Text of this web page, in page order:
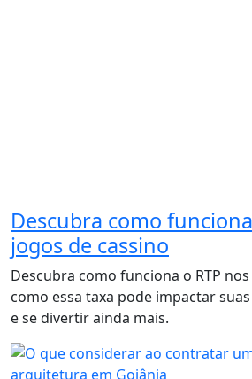
Descubra como
jogos de cassino
Descubra como funciona o RTP
como essa taxa pode impactar
e se divertir ainda mais.